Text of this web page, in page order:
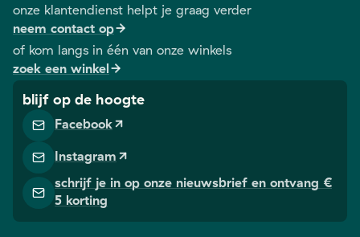
onze klantendienst helpt je graag verder
neem contact op
of kom langs in één van onze winkels
zoek een winkel
blijf op de hoogte
Facebook
Instagram
schrijf je in op onze nieuwsbrief en ontvang €
5 korting